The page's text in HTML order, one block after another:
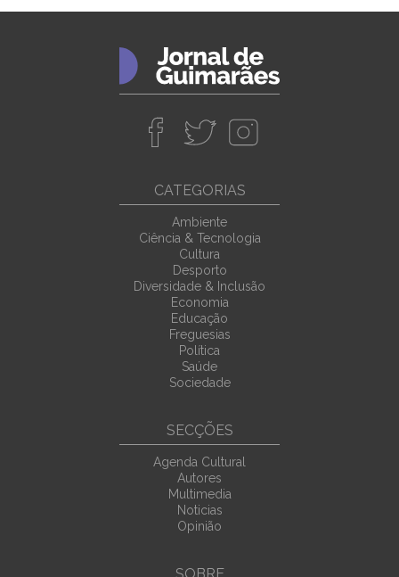
CATEGORIAS
Ambiente
Ciência & Tecnologia
Cultura
Desporto
Diversidade & Inclusão
Economia
Educação
Freguesias
Política
Saúde
Sociedade
SECÇÕES
Agenda Cultural
Autores
Multimedia
Noticias
Opinião
SOBRE